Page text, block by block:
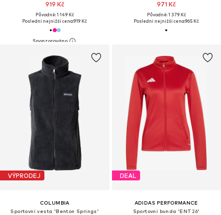
919 Kč
Původně: 1 149 Kč
Poslední nejnižší cena:919 Kč
971 Kč
Původně: 1 379 Kč
Poslední nejnižší cena:965 Kč
VÝPRODEJ
COLUMBIA
Sportovní vesta 'Benton Springs'
DEAL
ADIDAS PERFORMANCE
Sportovní bunda 'ENT26'